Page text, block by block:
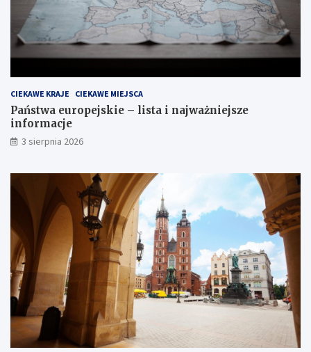
CIEKAWE KRAJE CIEKAWE MIEJSCA
Państwa europejskie – lista i najważniejsze
informacje
3 sierpnia 2026